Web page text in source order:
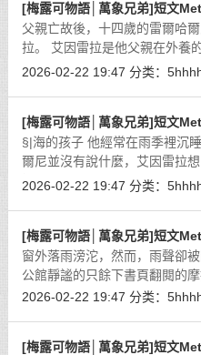
[梅露可物語│萬象兄弟]短文
父親亡故後，十四歲的雷爾哈
拉。 艾因雷拉是他父親在外養
豪門常見的私生子。[详细]
2026-02-22 19:47 分类：
[梅露可物語│萬象兄弟]短文
§|海的孩子 他經常在雨季裡沉
爾尼並沒有說什麼，艾因雷拉
接受。[详细]
2026-02-22 19:47 分类：
[梅露可物語│萬象兄弟]短文
窗外落雨滂沱，然而，雨聲卻
公館靜謐的只餘下書頁翻閱的摩
2026-02-22 19:47 分类：
[梅露可物語│萬象兄弟]短文